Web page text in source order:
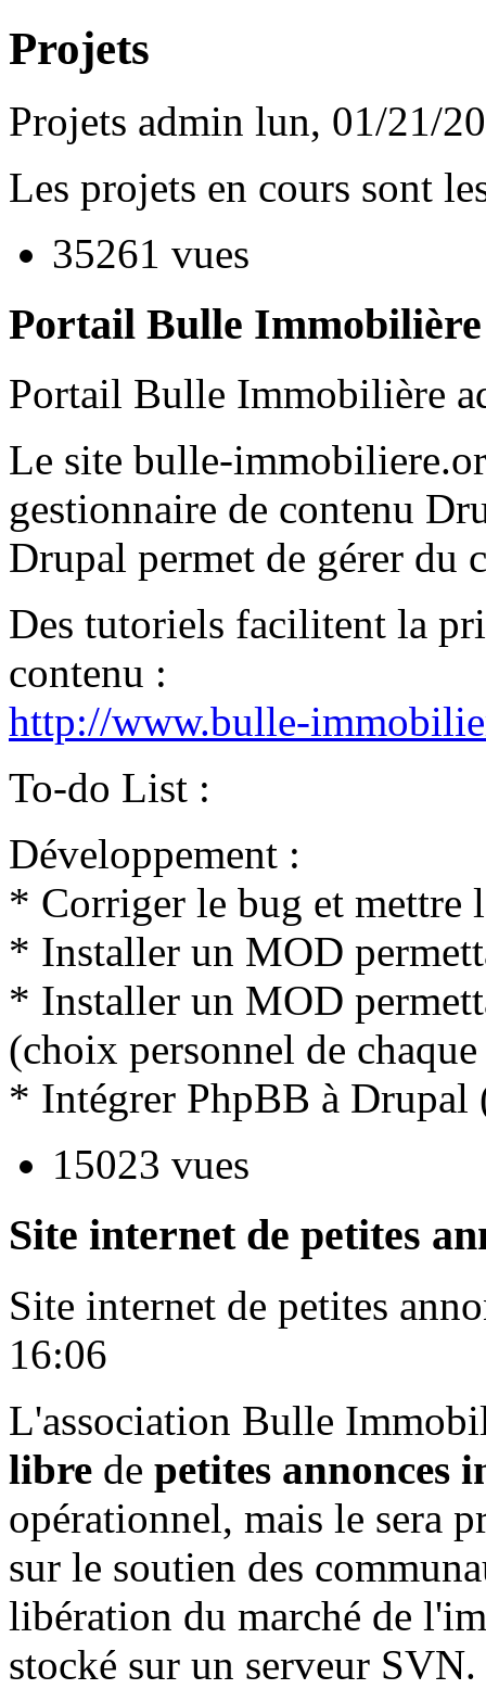
Projets
Projets admin lun, 01/21/
Les projets en cours sont
35261 vues
Portail Bulle Immobilière
Portail Bulle Immobilière
Le site bulle-
gestionnaire de contenu
Drupal permet de gérer du
Des tutoriels facilitent la
contenu :
http://www.bulle-
To-do List :
Développement :
* Corriger le bug et mettre
* Installer un MOD
* Installer un MOD
(choix personnel de
* Intégrer PhpBB à Drupal
15023 vues
Site internet de petites
Site internet de petites
16:06
L'association Bulle
libre de petites annonces
opérationnel, mais le sera
sur le soutien des
libération du marché de
stocké sur un serveur SVN.